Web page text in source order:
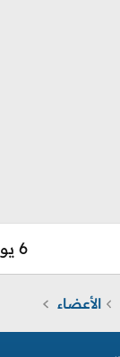
6 يوليو 2002 (العمر: 24)
الأعضاء